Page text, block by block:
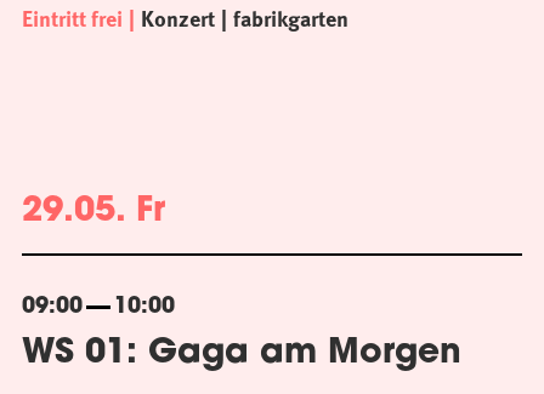
Eintritt frei Konzert fabrikgarten
29.05. Fr
09:00 10:00
WS 01: Gaga am Morgen